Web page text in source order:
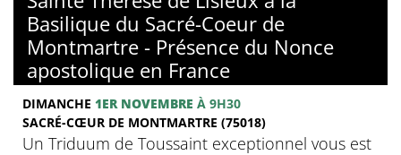
Basilique du Sacré-Coeur de
Montmartre - Présence du Nonce
apostolique en France
DIMANCHE 1ER NOVEMBRE À 9H30
SACRÉ-CŒUR DE MONTMARTRE (75018)
Un Triduum de Toussaint exceptionnel vous est